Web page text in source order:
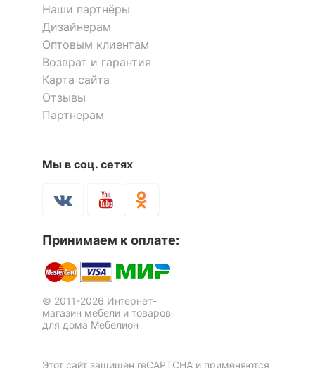
Наши партнёры
Дизайнерам
Оптовым клиентам
Возврат и гарантия
Карта сайта
Отзывы
Партнерам
Мы в соц. сетях
Принимаем к оплате:
© 2011-2026 Интернет-
магазин мебели и товаров
для дома Мебелион
Этот сайт защищен reCAPTCHA и применяются